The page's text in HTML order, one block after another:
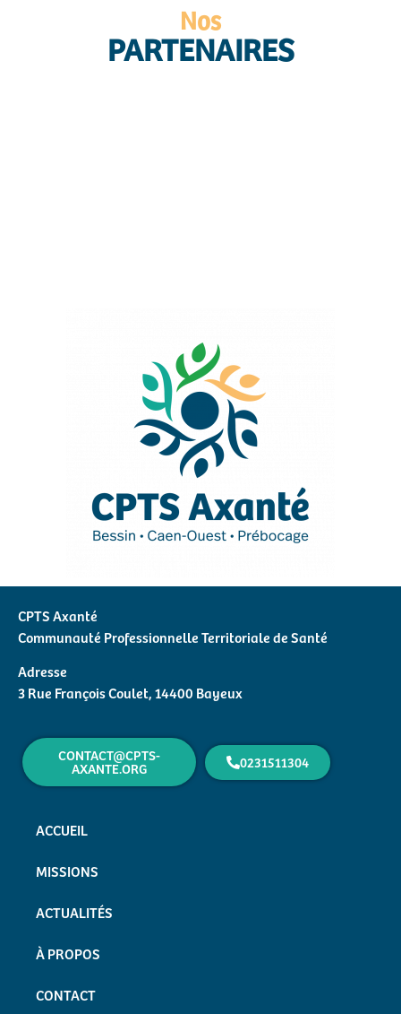
Nos
PARTENAIRES
CPTS Axanté
Communauté Professionnelle Territoriale de Santé
Adresse
3 Rue François Coulet, 14400 Bayeux
CONTACT@CPTS-
AXANTE.ORG 0231511304
ACCUEIL
MISSIONS
ACTUALITÉS
À PROPOS
CONTACT